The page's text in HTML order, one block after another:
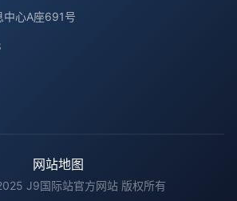
中心A座691号
网站地图
J9国际站官方网站 版权所有